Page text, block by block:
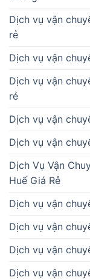
Dịch vụ vận
rẻ
Dịch vụ vận
Dịch vụ vận
rẻ
Dịch vụ vận
Dịch vụ vận
Dịch Vụ Vận
Huế Giá Rẻ
Dịch vụ vận
Dịch vụ vận
Dịch vụ vận
Dịch vụ vận